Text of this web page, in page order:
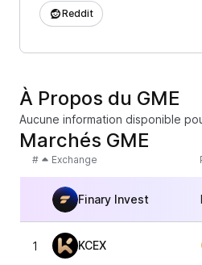
Reddit
À Propos du GME
Aucune information disponible
Marchés GME
# Exchange
Finary Invest
1 KCEX